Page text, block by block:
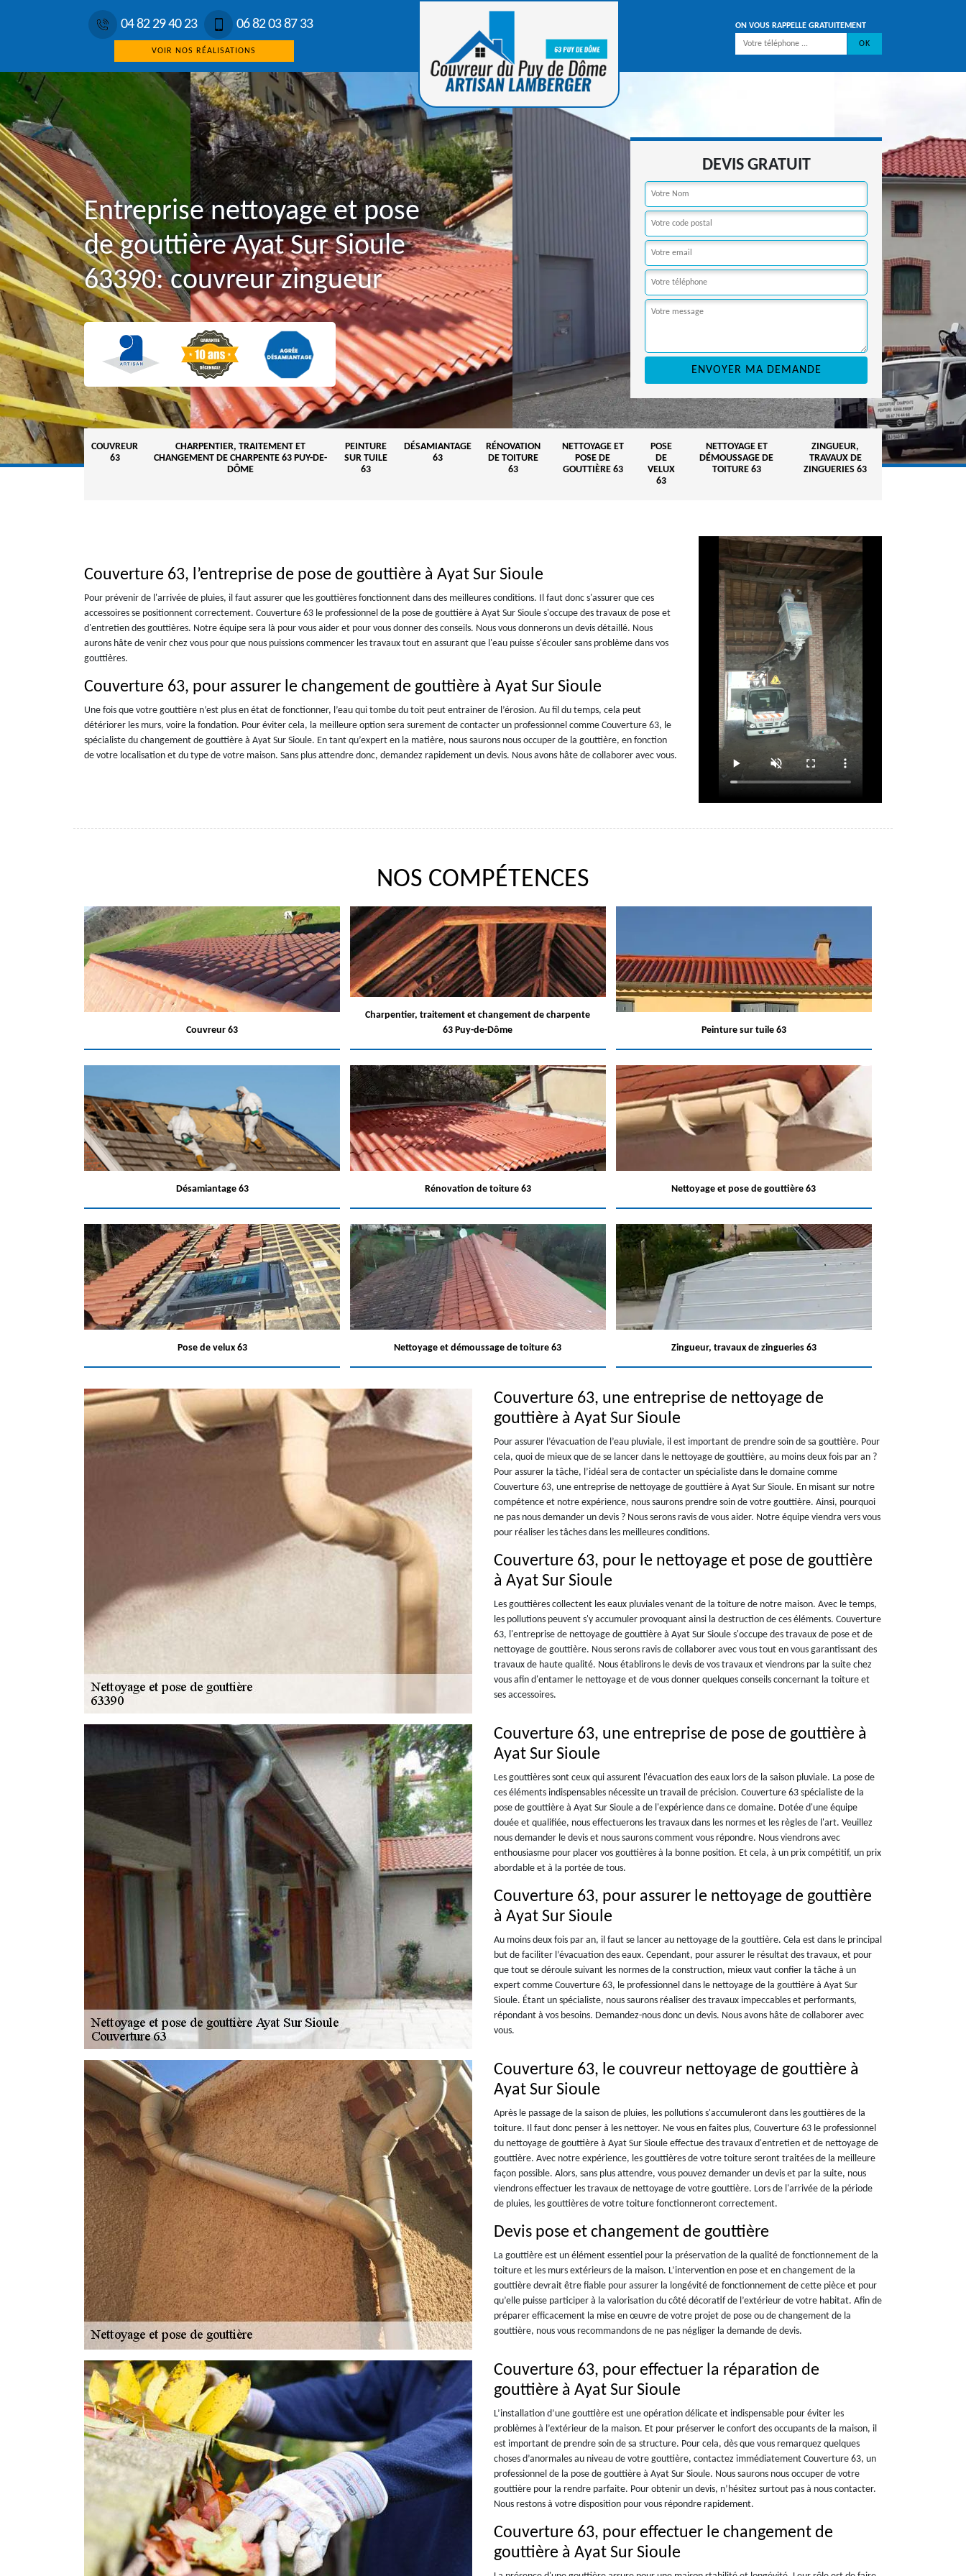
04 82 29 40 23 06 82 03 87 33
VOIR NOS RÉALISATIONS
ON VOUS RAPPELLE GRATUITEMENT
Entreprise nettoyage et pose
de gouttière Ayat Sur Sioule
63390: couvreur zingueur
DEVIS GRATUIT
COUVREUR
63
CHARPENTIER, TRAITEMENT ET
CHANGEMENT DE CHARPENTE 63 PUY-DE-
DÔME
PEINTURE
SUR TUILE
63
DÉSAMIANTAGE
63
RÉNOVATION
DE TOITURE
63
NETTOYAGE ET
POSE DE
GOUTTIÈRE 63
POSE
DE
VELUX
63
NETTOYAGE ET
DÉMOUSSAGE DE
TOITURE 63
ZINGUEUR,
TRAVAUX DE
ZINGUERIES 63
Couverture 63, l’entreprise de pose de gouttière à Ayat Sur Sioule
Pour prévenir de l'arrivée de pluies, il faut assurer que les gouttières fonctionnent dans des meilleures conditions. Il faut donc s'assurer que ces
accessoires se positionnent correctement. Couverture 63 le professionnel de la pose de gouttière à Ayat Sur Sioule s'occupe des travaux de pose et
d'entretien des gouttières. Notre équipe sera là pour vous aider et pour vous donner des conseils. Nous vous donnerons un devis détaillé. Nous
aurons hâte de venir chez vous pour que nous puissions commencer les travaux tout en assurant que l'eau puisse s'écouler sans problème dans vos
gouttières.
Couverture 63, pour assurer le changement de gouttière à Ayat Sur Sioule
Une fois que votre gouttière n’est plus en état de fonctionner, l’eau qui tombe du toit peut entrainer de l’érosion. Au fil du temps, cela peut
détériorer les murs, voire la fondation. Pour éviter cela, la meilleure option sera surement de contacter un professionnel comme Couverture 63, le
spécialiste du changement de gouttière à Ayat Sur Sioule. En tant qu’expert en la matière, nous saurons nous occuper de la gouttière, en fonction
de votre localisation et du type de votre maison. Sans plus attendre donc, demandez rapidement un devis. Nous avons hâte de collaborer avec vous.
NOS COMPÉTENCES
Couvreur 63
Charpentier, traitement et changement de charpente
63 Puy-de-Dôme
Peinture sur tuile 63
Désamiantage 63 Rénovation de toiture 63 Nettoyage et pose de gouttière 63
Pose de velux 63 Nettoyage et démoussage de toiture 63 Zingueur, travaux de zingueries 63
Couverture 63, une entreprise de nettoyage de
gouttière à Ayat Sur Sioule
Pour assurer l’évacuation de l’eau pluviale, il est important de prendre soin de sa gouttière. Pour
cela, quoi de mieux que de se lancer dans le nettoyage de gouttière, au moins deux fois par an ?
Pour assurer la tâche, l’idéal sera de contacter un spécialiste dans le domaine comme
Couverture 63, une entreprise de nettoyage de gouttière à Ayat Sur Sioule. En misant sur notre
compétence et notre expérience, nous saurons prendre soin de votre gouttière. Ainsi, pourquoi
ne pas nous demander un devis ? Nous serons ravis de vous aider. Notre équipe viendra vers vous
pour réaliser les tâches dans les meilleures conditions.
Couverture 63, pour le nettoyage et pose de gouttière
à Ayat Sur Sioule
Les gouttières collectent les eaux pluviales venant de la toiture de notre maison. Avec le temps,
les pollutions peuvent s'y accumuler provoquant ainsi la destruction de ces éléments. Couverture
63, l'entreprise de nettoyage de gouttière à Ayat Sur Sioule s'occupe des travaux de pose et de
nettoyage de gouttière. Nous serons ravis de collaborer avec vous tout en vous garantissant des
travaux de haute qualité. Nous établirons le devis de vos travaux et viendrons par la suite chez
vous afin d'entamer le nettoyage et de vous donner quelques conseils concernant la toiture et
ses accessoires.
Couverture 63, une entreprise de pose de gouttière à
Ayat Sur Sioule
Les gouttières sont ceux qui assurent l'évacuation des eaux lors de la saison pluviale. La pose de
ces éléments indispensables nécessite un travail de précision. Couverture 63 spécialiste de la
pose de gouttière à Ayat Sur Sioule a de l'expérience dans ce domaine. Dotée d'une équipe
douée et qualifiée, nous effectuerons les travaux dans les normes et les règles de l'art. Veuillez
nous demander le devis et nous saurons comment vous répondre. Nous viendrons avec
enthousiasme pour placer vos gouttières à la bonne position. Et cela, à un prix compétitif, un prix
abordable et à la portée de tous.
Couverture 63, pour assurer le nettoyage de gouttière
à Ayat Sur Sioule
Au moins deux fois par an, il faut se lancer au nettoyage de la gouttière. Cela est dans le principal
but de faciliter l’évacuation des eaux. Cependant, pour assurer le résultat des travaux, et pour
que tout se déroule suivant les normes de la construction, mieux vaut confier la tâche à un
expert comme Couverture 63, le professionnel dans le nettoyage de la gouttière à Ayat Sur
Sioule. Étant un spécialiste, nous saurons réaliser des travaux impeccables et performants,
répondant à vos besoins. Demandez-nous donc un devis. Nous avons hâte de collaborer avec
vous.
Couverture 63, le couvreur nettoyage de gouttière à
Ayat Sur Sioule
Après le passage de la saison de pluies, les pollutions s'accumuleront dans les gouttières de la
toiture. Il faut donc penser à les nettoyer. Ne vous en faites plus, Couverture 63 le professionnel
du nettoyage de gouttière à Ayat Sur Sioule effectue des travaux d'entretien et de nettoyage de
gouttière. Avec notre expérience, les gouttières de votre toiture seront traitées de la meilleure
façon possible. Alors, sans plus attendre, vous pouvez demander un devis et par la suite, nous
viendrons effectuer les travaux de nettoyage de votre gouttière. Lors de l'arrivée de la période
de pluies, les gouttières de votre toiture fonctionneront correctement.
Devis pose et changement de gouttière
La gouttière est un élément essentiel pour la préservation de la qualité de fonctionnement de la
toiture et les murs extérieurs de la maison. L’intervention en pose et en changement de la
gouttière devrait être fiable pour assurer la longévité de fonctionnement de cette pièce et pour
qu’elle puisse participer à la valorisation du côté décoratif de l’extérieur de votre habitat. Afin de
préparer efficacement la mise en œuvre de votre projet de pose ou de changement de la
gouttière, nous vous recommandons de ne pas négliger la demande de devis.
Couverture 63, pour effectuer la réparation de
gouttière à Ayat Sur Sioule
L’installation d’une gouttière est une opération délicate et indispensable pour éviter les
problèmes à l’extérieur de la maison. Et pour préserver le confort des occupants de la maison, il
est important de prendre soin de sa structure. Pour cela, dès que vous remarquez quelques
choses d’anormales au niveau de votre gouttière, contactez immédiatement Couverture 63, un
professionnel de la pose de gouttière à Ayat Sur Sioule. Nous saurons nous occuper de votre
gouttière pour la rendre parfaite. Pour obtenir un devis, n’hésitez surtout pas à nous contacter.
Nous restons à votre disposition pour vous répondre rapidement.
Couverture 63, pour effectuer le changement de
gouttière à Ayat Sur Sioule